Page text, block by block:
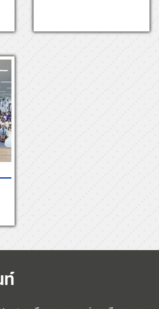
ศบาลเมืองมาบตาพุด อำเภอเมืองระยอง
รียนวุฒินันท์